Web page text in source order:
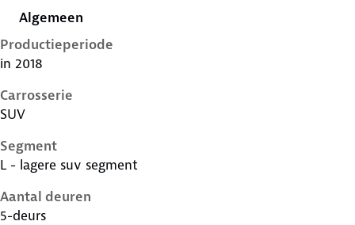
Algemeen
Productieperiode
in 2018
Carrosserie
SUV
Segment
L - lagere suv segment
Aantal deuren
5-deurs